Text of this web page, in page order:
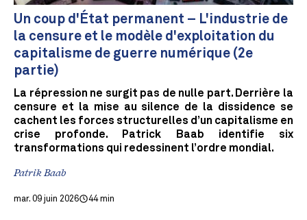
Un coup d'État permanent – L'industrie de
la censure et le modèle d'exploitation du
capitalisme de guerre numérique (2e
partie)
La répression ne surgit pas de nulle part. Derrière la
censure et la mise au silence de la dissidence se
cachent les forces structurelles d’un capitalisme en
crise profonde. Patrick Baab identifie six
transformations qui redessinent l’ordre mondial.
Patrik Baab
mar. 09 juin 2026 44 min